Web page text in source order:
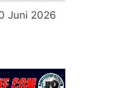
Juni 2026